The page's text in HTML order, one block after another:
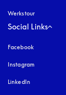
Werkstour
Social Links
Facebook
Instagram
LinkedIn